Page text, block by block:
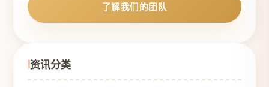
了解我们的团队
资讯分类